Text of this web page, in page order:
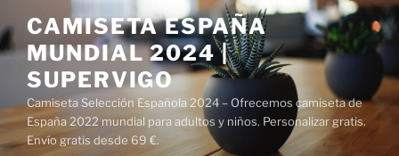
al
contenido
CAMISETA ESPAÑA
MUNDIAL 2024 |
SUPERVIGO
Camiseta Selección Española 2024 – Ofrecemos camiseta de
España 2022 mundial para adultos y niños. Personalizar gratis.
Envío gratis desde 69 €.